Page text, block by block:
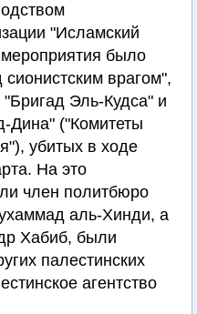
"Исламский
было
врагом",
Эль-Кудса" и
Дина" ("Комитеты
убитых в ходе
На это
член политбюро
аль-Хинди, а
Хабиб, были
палестинских
агентство